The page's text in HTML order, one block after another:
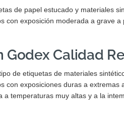
de papel estucado y materiales
con exposición moderada a grave
Godex Calidad
de etiquetas de materiales
con exposiciones duras a extremas
a temperaturas muy altas y a la